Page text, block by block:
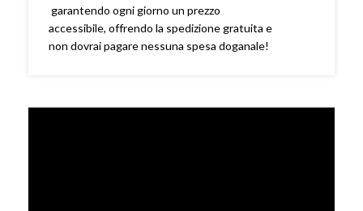
garantendo ogni giorno un prezzo
accessibile, offrendo la spedizione gratuita e
non dovrai pagare nessuna spesa doganale!